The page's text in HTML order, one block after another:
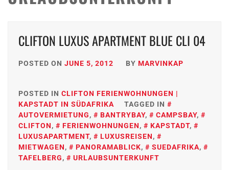
CLIFTON LUXUS APARTMENT BLUE CLI 04
POSTED ON JUNE 5, 2012 BY MARVINKAP
POSTED IN CLIFTON FERIENWOHNUNGEN |
KAPSTADT IN SÜDAFRIKA
TAGGED IN
AUTOVERMIETUNG, BANTRYBAY, CAMPSBAY,
CLIFTON, FERIENWOHNUNGEN, KAPSTADT,
LUXUSAPARTMENT, LUXUSREISEN,
MIETWAGEN, PANORAMABLICK, SUEDAFRIKA,
TAFELBERG, URLAUBSUNTERKUNFT